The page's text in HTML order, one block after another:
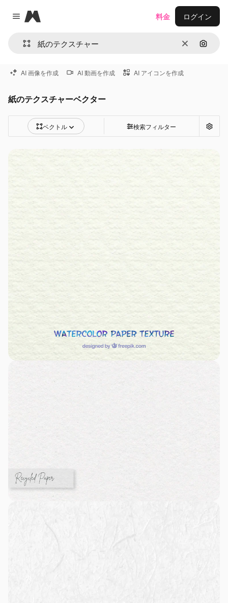
Close menu
Magnific
消去 画像で
料金 ログイン
AI 画像を作成 AI 動画を作成 AI アイコンを作成
紙のテクスチャーベクター
ベクトル 検索フィルター